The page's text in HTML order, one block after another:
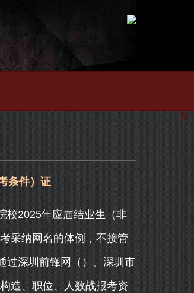
条件）证
2025年应届结业生（非
采纳网名的体例，不接管
过深圳前锋网（）、深圳市
造、职位、人数战报考资